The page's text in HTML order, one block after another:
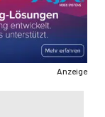
Anzeige